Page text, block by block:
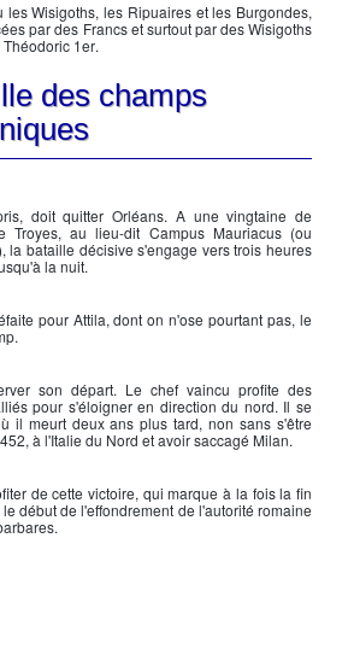
Wisigoths, les Ripuaires et les Burgondes,
par des Francs et surtout par des Wisigoths
Théodoric 1er.
des champs
doit quitter Orléans. A une vingtaine de
Troyes, au lieu-dit Campus Mauriacus (ou
la bataille décisive s'engage vers trois heures
la nuit.
pour Attila, dont on n'ose pourtant pas, le
son départ. Le chef vaincu profite des
pour s'éloigner en direction du nord. Il se
il meurt deux ans plus tard, non sans s'être
à l'Italie du Nord et avoir saccagé Milan.
de cette victoire, qui marque à la fois la fin
le début de l'effondrement de l'autorité romaine